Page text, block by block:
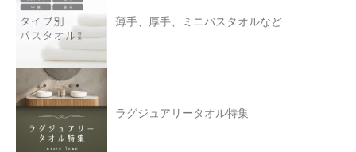
薄手、厚手、ミニバスタオルなど
ラグジュアリータオル特集